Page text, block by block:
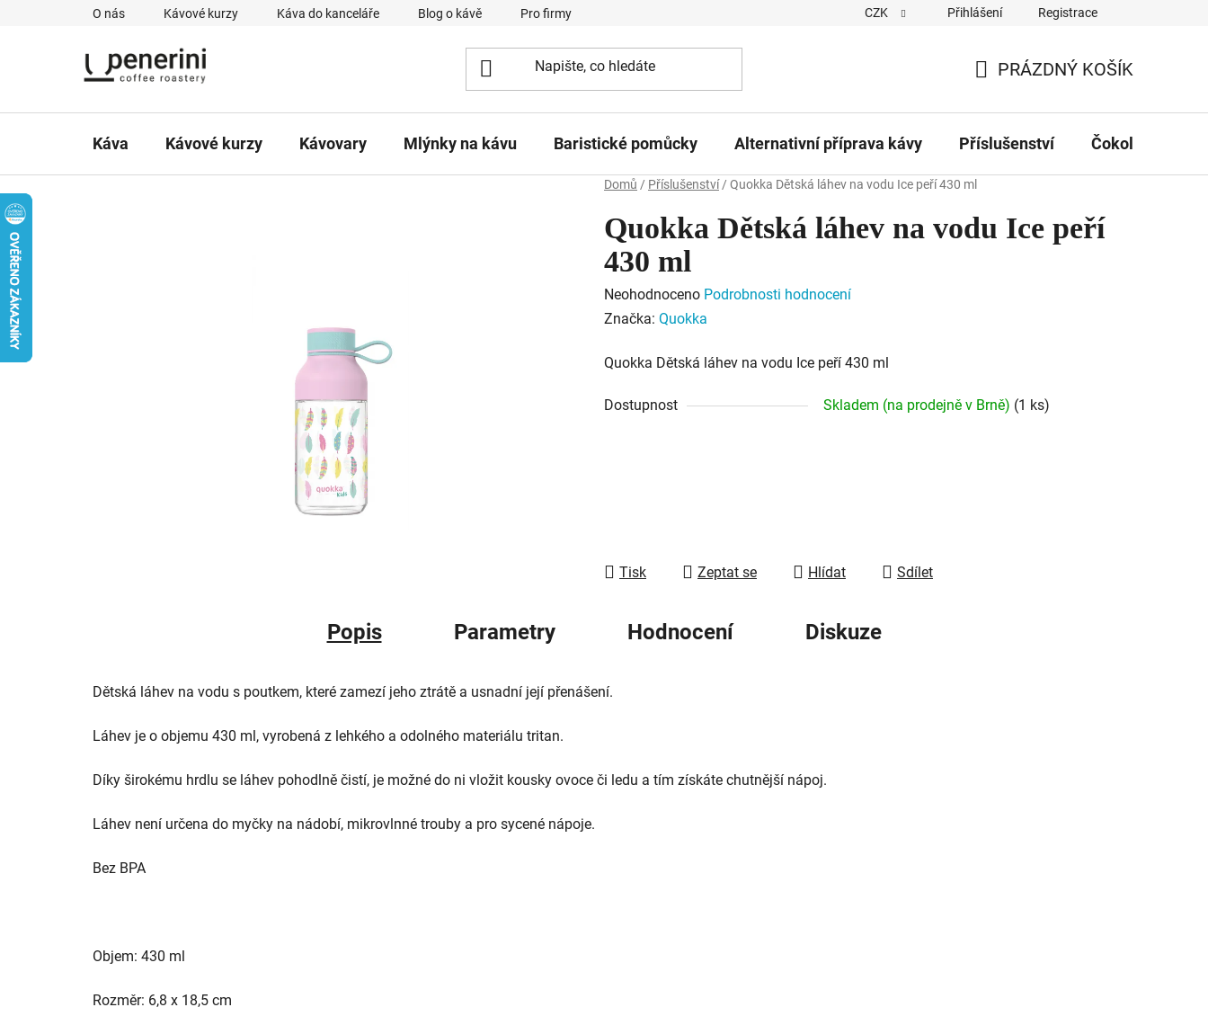
O nás Kávové kurzy Káva do kanceláře Blog o kávě Pro firmy Obchodní podmínky Kontakty Hodnocení obchodu
CZK Přihlášení Registrace
KOŠÍK
PRÁZDNÝ KOŠÍK
Káva Kávové kurzy Kávovary Mlýnky na kávu Baristické pomůcky Alternativní příprava kávy Příslušenství Čokolády
Domů / Příslušenství / Quokka Dětská láhev na vodu Ice peří 430 ml
Quokka Dětská láhev na vodu Ice peří
430 ml
Průměrné
hodnocení
je
z
Neohodnoceno Podrobnosti hodnocení
Značka: Quokka
Quokka Dětská láhev na vodu Ice peří 430 ml
Dostupnost Skladem (na prodejně v Brně) (1 ks)
Tisk Zeptat se Hlídat Sdílet
Popis Parametry Hodnocení Diskuze
Dětská láhev na vodu s poutkem, které zamezí jeho ztrátě a usnadní její přenášení.
Láhev je o objemu 430 ml, vyrobená z lehkého a odolného materiálu tritan.
Díky širokému hrdlu se láhev pohodlně čistí, je možné do ni vložit kousky ovoce či ledu a tím získáte chutnější nápoj.
Láhev není určena do myčky na nádobí, mikrovlnné trouby a pro sycené nápoje.
Bez BPA
Objem: 430 ml
Rozměr: 6,8 x 18,5 cm